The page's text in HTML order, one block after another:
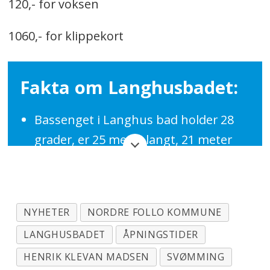
120,- for voksen
1060,- for klippekort
Fakta om Langhusbadet:
Bassenget i Langhus bad holder 28
grader, er 25 meter langt, 21 meter
I tre av banene er det mulighet for
heving og senking av bunnen fra 2 til
0 meter, som egner seg for
NYHETER
NORDRE FOLLO KOMMUNE
LANGHUSBADET
ÅPNINGSTIDER
HENRIK KLEVAN MADSEN
SVØMMING